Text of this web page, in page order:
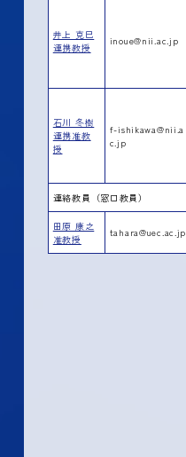
井上 克巳
連携教授
inoue@nii.ac.jp
石川 冬樹
連携准教
授
f-ishikawa@nii.a
c.jp
連絡教員（窓口教員）
田原 康之
准教授
tahara@uec.ac.jp